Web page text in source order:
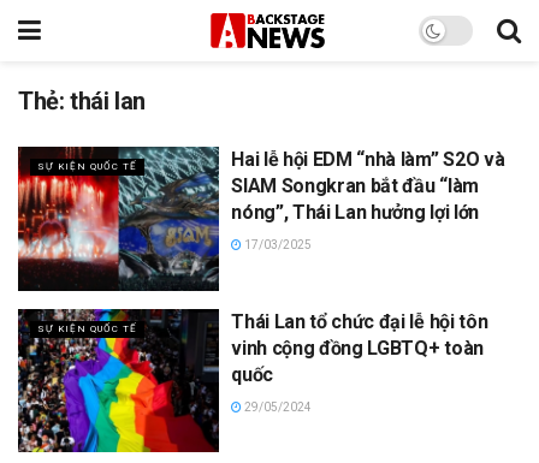
Thẻ:thái lan
SỰ KIỆN QUỐC TẾ
Hai lễ hội EDM “nhà làm” S2O và
SIAM Songkran bắt đầu “làm
nóng”, Thái Lan hưởng lợi lớn
17/03/2025
SỰ KIỆN QUỐC TẾ
Thái Lan tổ chức đại lễ hội tôn
vinh cộng đồng LGBTQ+ toàn
quốc
29/05/2024